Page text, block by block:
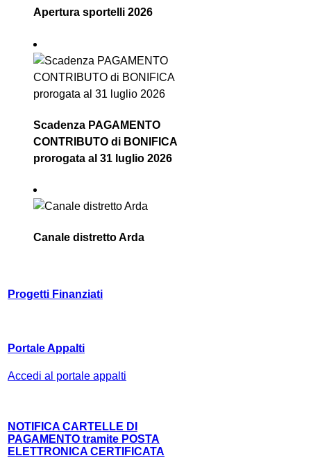
Apertura sportelli 2026
Scadenza PAGAMENTO
CONTRIBUTO di BONIFICA
prorogata al 31 luglio 2026
Canale distretto Arda
Progetti Finanziati
Portale Appalti
Accedi al portale appalti
NOTIFICA CARTELLE DI
PAGAMENTO tramite POSTA
ELETTRONICA CERTIFICATA